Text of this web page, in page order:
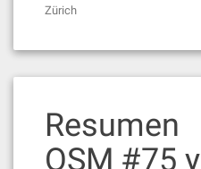
Zürich
OSM #75